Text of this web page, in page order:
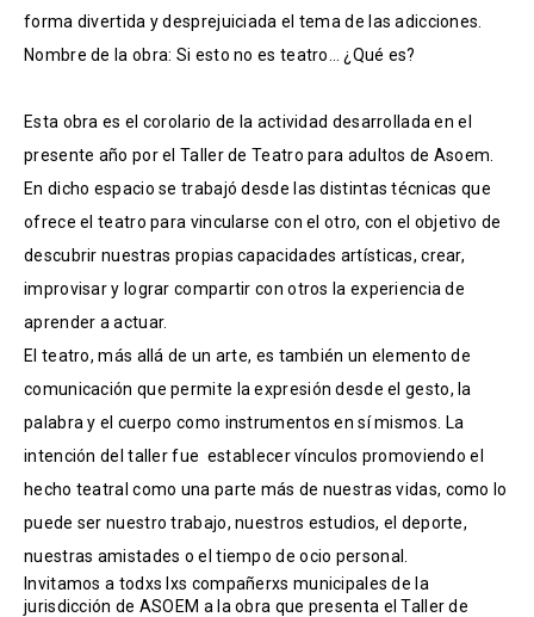
forma divertida y desprejuiciada el tema de las adicciones.
Nombre de la obra: Si esto no es teatro… ¿Qué es?
Esta obra es el corolario de la actividad desarrollada en el
presente año por el Taller de Teatro para adultos de Asoem.
En dicho espacio se trabajó desde las distintas técnicas que
ofrece el teatro para vincularse con el otro, con el objetivo de
descubrir nuestras propias capacidades artísticas, crear,
improvisar y lograr compartir con otros la experiencia de
aprender a actuar.
El teatro, más allá de un arte, es también un elemento de
comunicación que permite la expresión desde el gesto, la
palabra y el cuerpo como instrumentos en sí mismos. La
intención del taller fue establecer vínculos promoviendo el
hecho teatral como una parte más de nuestras vidas, como lo
puede ser nuestro trabajo, nuestros estudios, el deporte,
nuestras amistades o el tiempo de ocio personal.
Invitamos a todxs lxs compañerxs municipales de la
jurisdicción de ASOEM a la obra que presenta el Taller de